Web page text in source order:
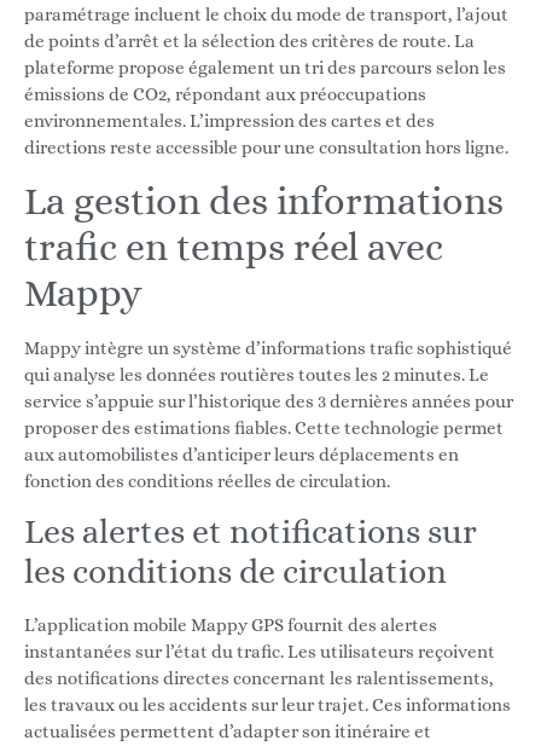
paramétrage incluent le choix du mode de transport, l’ajout
de points d’arrêt et la sélection des critères de route. La
plateforme propose également un tri des parcours selon les
émissions de CO2, répondant aux préoccupations
environnementales. L’impression des cartes et des
directions reste accessible pour une consultation hors ligne.
La gestion des informations
trafic en temps réel avec
Mappy
Mappy intègre un système d’informations trafic sophistiqué
qui analyse les données routières toutes les 2 minutes. Le
service s’appuie sur l’historique des 3 dernières années pour
proposer des estimations fiables. Cette technologie permet
aux automobilistes d’anticiper leurs déplacements en
fonction des conditions réelles de circulation.
Les alertes et notifications sur
les conditions de circulation
L’application mobile Mappy GPS fournit des alertes
instantanées sur l’état du trafic. Les utilisateurs reçoivent
des notifications directes concernant les ralentissements,
les travaux ou les accidents sur leur trajet. Ces informations
actualisées permettent d’adapter son itinéraire et